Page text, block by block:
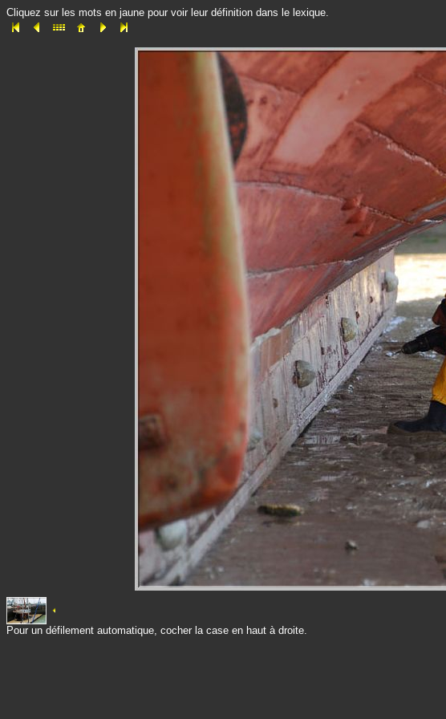
Cliquez sur les mots en jaune pour voir leur définition dans le lexique.
Pour un défilement automatique, cocher la case en haut à droite.